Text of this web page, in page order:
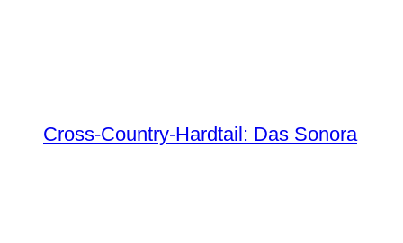
Cross-Country-Hardtail: Das Sonora